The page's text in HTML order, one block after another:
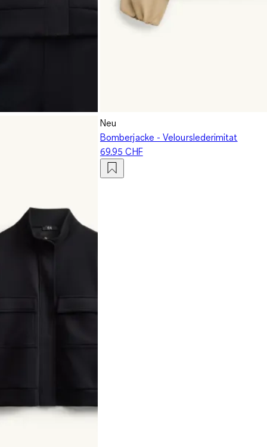
Neu
Bomberjacke - Velourslederimitat
69.95 CHF